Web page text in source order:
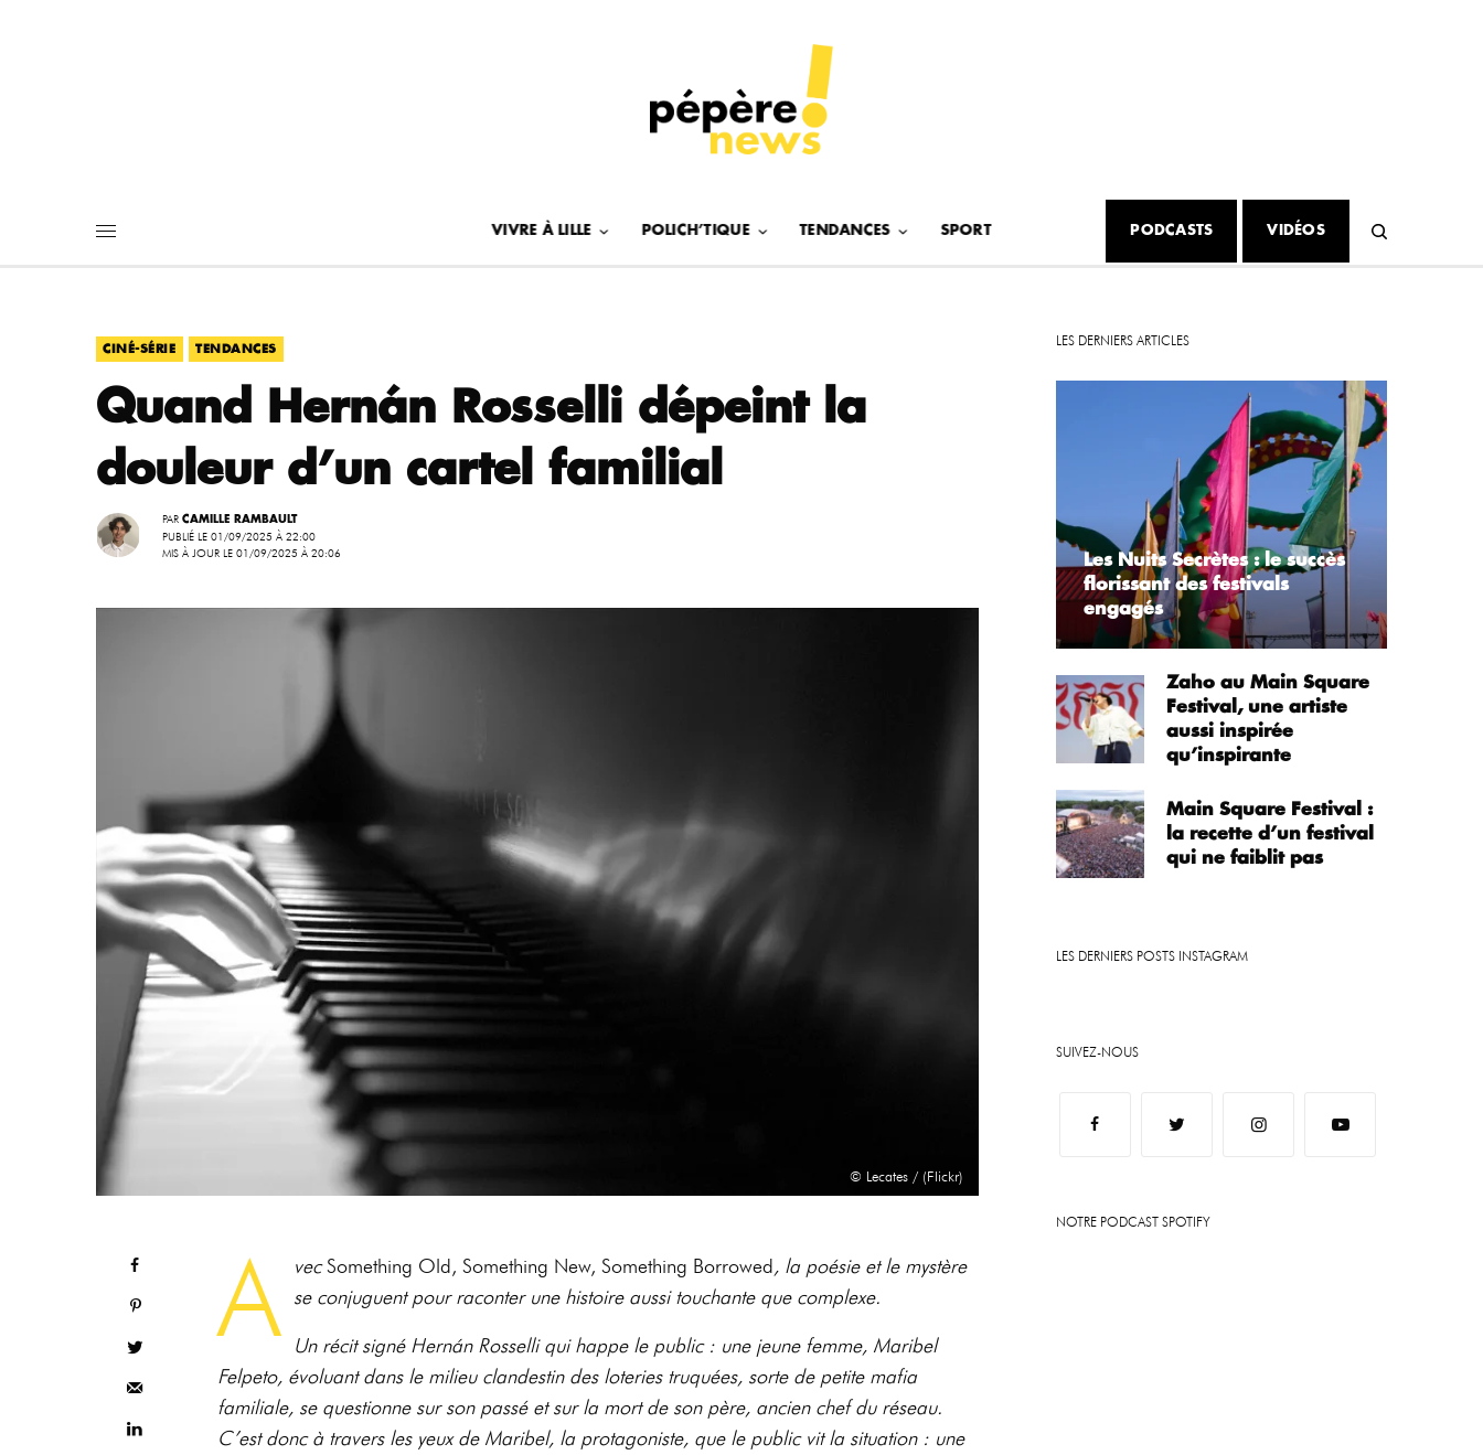
VIVRE À LILLE POLICH’TIQUE TENDANCES SPORT PODCASTS VIDÉOS
CINÉ-SÉRIE TENDANCES
Quand Hernán Rosselli dépeint la
douleur d’un cartel familial
PAR CAMILLE RAMBAULT
PUBLIÉ LE 01/09/2025 À 22:00
MIS À JOUR LE 01/09/2025 À 20:06
© Lecates / (Flickr)
A vecSomething Old, Something New, Something Borrowed,la poésie et le mystère
se conjuguent pour raconter une histoire aussi touchante que complexe.
Un récit signé Hernán Rosselli qui happe le public : une jeune femme, Maribel
Felpeto, évoluant dans le milieu clandestin des loteries truquées, sorte de petite mafia
familiale, se questionne sur son passé et sur la mort de son père, ancien chef du réseau.
C’est donc à travers les yeux de Maribel, la protagoniste, que le public vit la situation : une
LES DERNIERS ARTICLES
Les Nuits Secrètes : le succès
florissant des festivals
engagés
Zaho au Main Square
Festival, une artiste
aussi inspirée
qu’inspirante
Main Square Festival :
la recette d’un festival
qui ne faiblit pas
LES DERNIERS POSTS INSTAGRAM
SUIVEZ-NOUS
NOTRE PODCAST SPOTIFY